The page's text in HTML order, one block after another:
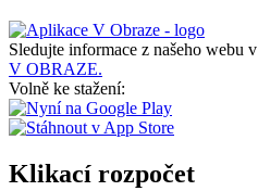
Sledujte informace z našeho webu v
V OBRAZE.
Volně ke stažení:
Klikací rozpočet